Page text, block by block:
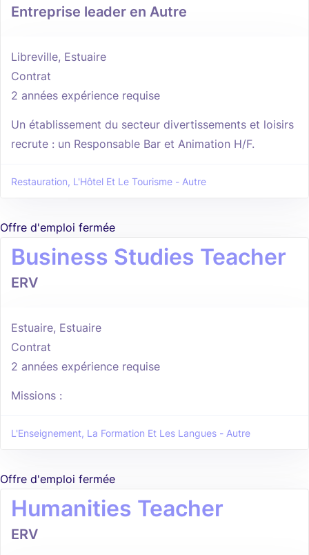
Entreprise leader en Autre
Libreville, Estuaire
Contrat
2 années expérience requise
Un établissement du secteur divertissements et loisirs
recrute : un Responsable Bar et Animation H/F.
Restauration, L'Hôtel Et Le Tourisme - Autre
Offre d'emploi fermée
Business Studies Teacher
ERV
Estuaire, Estuaire
Contrat
2 années expérience requise
Missions :
L'Enseignement, La Formation Et Les Langues - Autre
Offre d'emploi fermée
Humanities Teacher
ERV